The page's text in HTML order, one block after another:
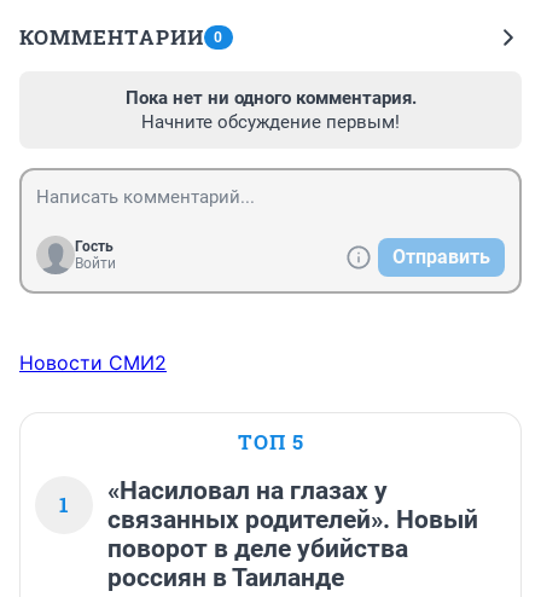
КОММЕНТАРИИ 0
Пока нет ни одного комментария.
Начните обсуждение первым!
Гость
Войти
Отправить
Новости СМИ2
ТОП 5
1
«Насиловал на глазах у
связанных родителей». Новый
поворот в деле убийства
россиян в Таиланде